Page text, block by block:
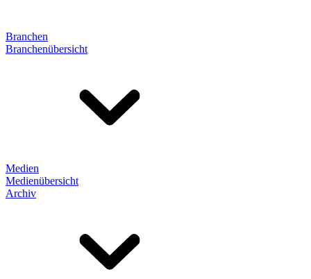
Branchen
Branchenübersicht
Medien
Medienübersicht
Archiv